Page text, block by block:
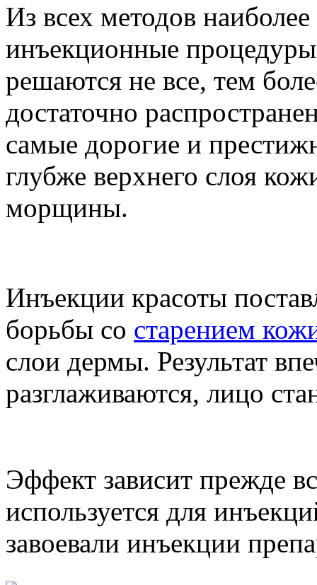
Из всех методов
инъекционные
решаются не все, тем
достаточно
самые дорогие и
глубже верхнего слоя
морщины.
Инъекции красоты
борьбы со старением
слои дермы. Результат
разглаживаются, лицо
Эффект зависит прежде
используется для
завоевали инъекции